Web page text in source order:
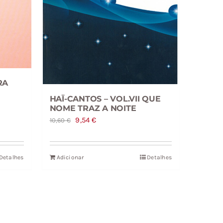
Detalhes
HAÏ-CANTOS – VOL.VII QUE
NOME TRAZ A NOITE
10,60€
O
original
era:
9,54€O
atual
Adicionar Detalhes